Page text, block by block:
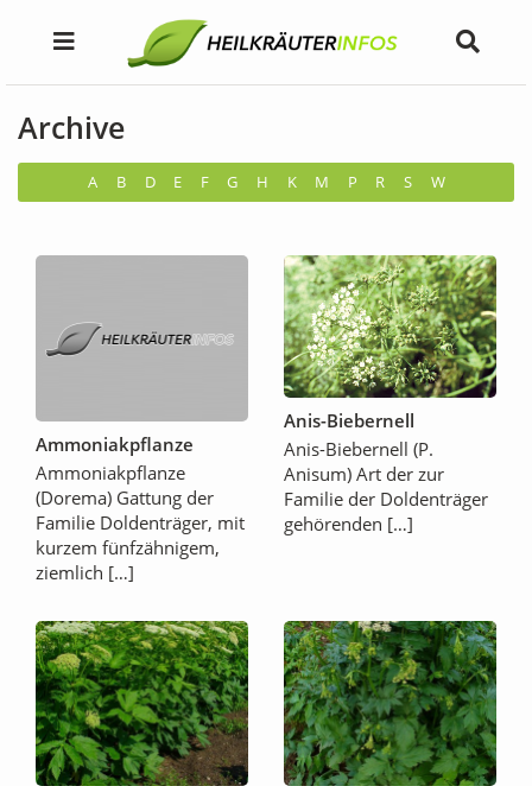
Archive
A B D E F G H K M P R S W
Ammoniakpflanze
Ammoniakpflanze
(Dorema) Gattung der
Familie Doldenträger, mit
kurzem fünfzähnigem,
ziemlich […]
Anis-Biebernell
Anis-Biebernell (P.
Anisum) Art der zur
Familie der Doldenträger
gehörenden […]